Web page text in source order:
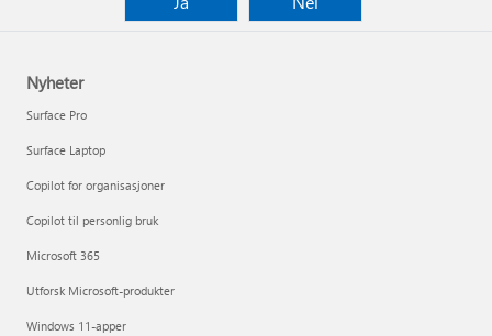
Nyheter
Surface Pro
Surface Laptop
Copilot for organisasjoner
Copilot til personlig bruk
Microsoft 365
Utforsk Microsoft-produkter
Windows 11-apper